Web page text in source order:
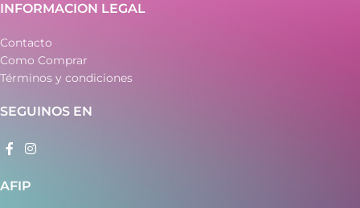
INFORMACION LEGAL
Contacto
Como Comprar
Términos y condiciones
SEGUINOS EN
AFIP